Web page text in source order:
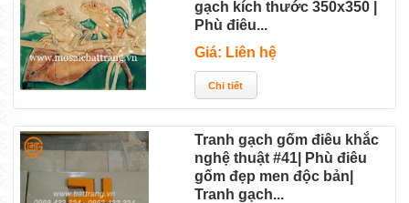
gạch kích thước 350x350 |
Phù điêu...
Giá: Liên hệ
Tranh gạch gốm điêu khắc
nghệ thuật #41| Phù điêu
gốm đẹp men độc bản|
Tranh gạch...